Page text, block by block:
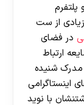
از ست
در فضای
ارتباط
مدرک شنیده
اینستاگرامی
با نوید